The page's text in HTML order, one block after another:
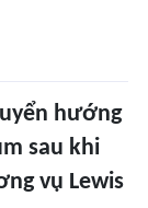
hướng
sau khi
vụ Lewis